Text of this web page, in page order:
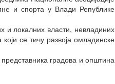
и спорта у Влади Републике
и локалних власти, невладиних
се тичу развоја омладинске
градова и општина